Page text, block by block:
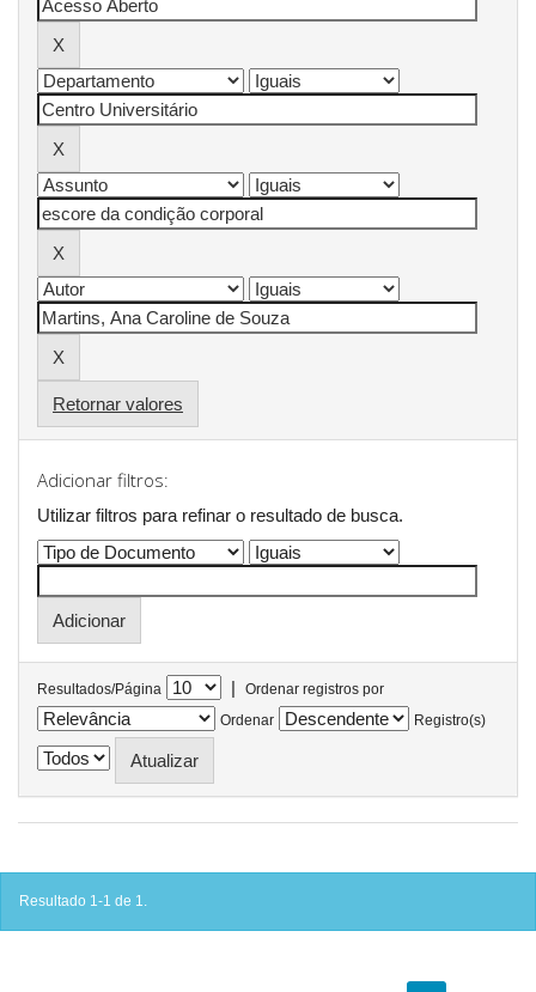
Retornar valores
Adicionar filtros:
Utilizar filtros para refinar o resultado de busca.
Resultados/Página |
Ordenar registros por
Ordenar
Registro(s)
Resultado 1-1 de 1.